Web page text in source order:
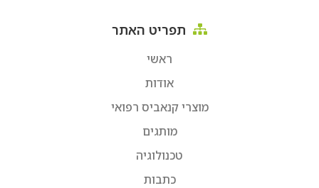
תפריט האתר
ראשי
אודות
מוצרי קנאביס רפואי
מותגים
טכנולוגיה
כתבות